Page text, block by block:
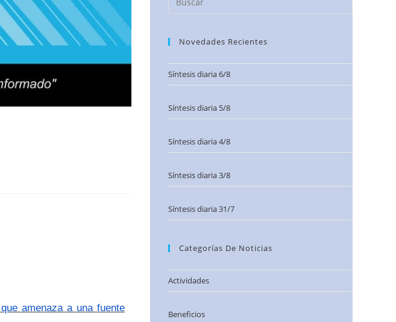
amenaza a una fuente
Novedades Recientes
Síntesis diaria 6/8
Síntesis diaria 5/8
Síntesis diaria 4/8
Síntesis diaria 3/8
Síntesis diaria 31/7
Categorías De Noticias
Actividades
Beneficios